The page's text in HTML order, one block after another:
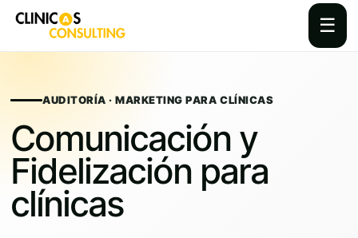
☰
contentAUDITORÍA · MARKETING PARA CLÍNICAS
Comunicación y
Fidelización para
clínicas